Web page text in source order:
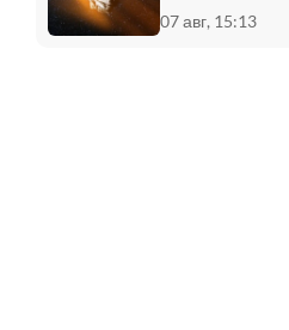
07 авг, 15:13